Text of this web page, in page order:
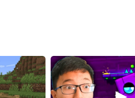
sebenarnya makeknya gak harus punya
Messenger Apk. Secara resmi,
tinggal lewat aplikasi atau